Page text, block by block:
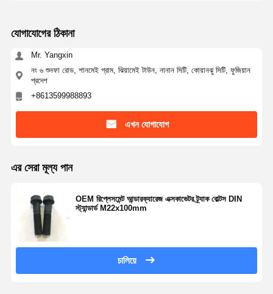
যোগাযোগের ঠিকানা
Mr. Yangxin
নং ৬ শুনফা রোড, শানমেই গ্রাম, ঝিয়ামেই টাউন, নানান সিটি, কোয়ানঝু সিটি, ফুজিয়ান
প্রদেশ
+8613599988893
এখন যোগাযোগ
এর সেরা মূল্য পান
OEM রিপ্লেসমেন্ট আন্ডারক্যারেজ এক্সকাভেটর ট্র্যাক বোল্টস DIN
স্ট্যান্ডার্ড M22x100mm
চালিয়ে